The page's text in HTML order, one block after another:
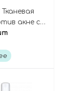
акне с